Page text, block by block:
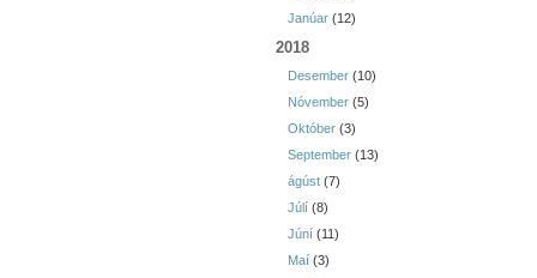
Janúar (12)
2018
Desember (10)
Nóvember (5)
Október (3)
September (13)
ágúst (7)
Júlí (8)
Júní (11)
Maí (3)